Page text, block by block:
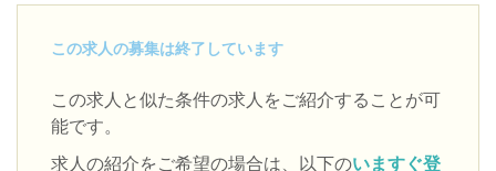
この求人の募集は終了しています
この求人と似た条件の求人をご紹介することが可
能です。
求人の紹介をご希望の場合は、以下のいますぐ登